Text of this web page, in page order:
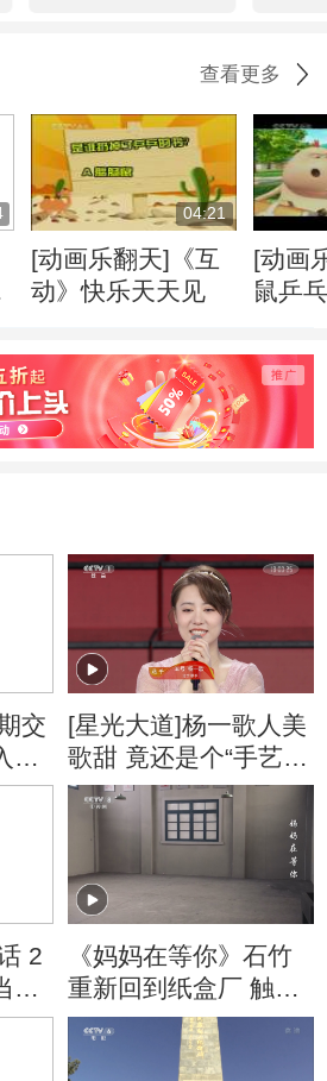
查看更多
04:21
[动画乐翻天]《互
动》快乐天天见
[动画
鼠乒
弥彰
交
狱
庭
[星光大道]杨一歌人美
歌甜 竟还是个“手艺
人”
2
年
《妈妈在等你》石竹
重新回到纸盒厂 触景
生情内心有些难过